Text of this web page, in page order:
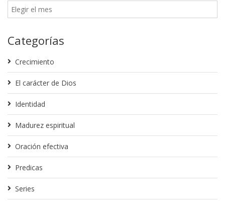
Categorías
Crecimiento
El carácter de Dios
Identidad
Madurez espiritual
Oración efectiva
Predicas
Series